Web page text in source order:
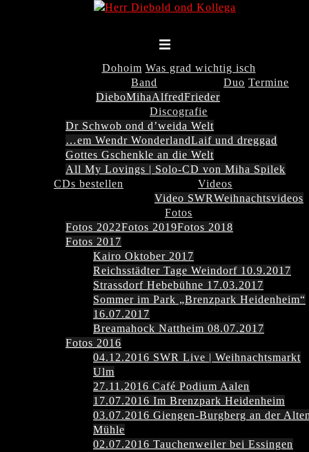
Menü
Dohoim Was grad wichtig isch
Band
DieboMihaAlfredFrieder
Duo Termine
Discografie
Dr Schwob ond d’weida Welt
…em Wendr WonderlandLaif und dreggad
Gottes Gschenkle an die Welt
All My Lovings | Solo-CD von Miha Spilek
CDs bestellen
Videos
Video SWRWeihnachtsvideos
Fotos
Fotos 2022Fotos 2019Fotos 2018
Fotos 2017
Kairo Oktober 2017
Reichsstädter Tage Weindorf 10.9.2017
Strassdorf Hebebühne 17.03.2017
Sommer im Park „Brenzpark Heidenheim“
16.07.2017
Breamahock Nattheim 08.07.2017
Fotos 2016
04.12.2016 SWR Live | Weihnachtsmarkt
Ulm
27.11.2016 Café Podium Aalen
17.07.2016 Im Brenzpark Heidenheim
03.07.2016 Giengen-Burgberg an der
Mühle
02.07.2016 Tauchenweiler bei Essingen